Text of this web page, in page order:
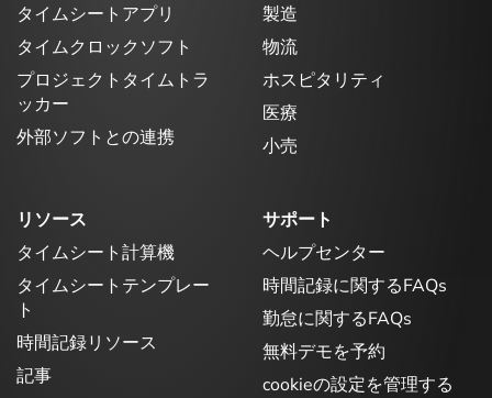
タイムシートアプリ
タイムクロックソフト
プロジェクトタイムトラ
ッカー
外部ソフトとの連携
製造
物流
ホスピタリティ
医療
小売
リソース
タイムシート計算機
タイムシートテンプレー
ト
時間記録リソース
記事
サポート
ヘルプセンター
時間記録に関するFAQs
勤怠に関するFAQs
無料デモを予約
cookieの設定を管理する